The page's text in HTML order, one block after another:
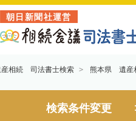
朝日新聞社運営
産相続 司法書士検索 熊本県 遺産
検索条件変更